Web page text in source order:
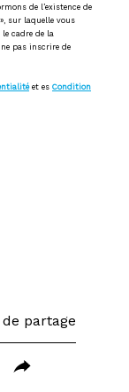
de l’existence de
sur laquelle vous
le cadre de la
pas inscrire de
et es Condition
partage